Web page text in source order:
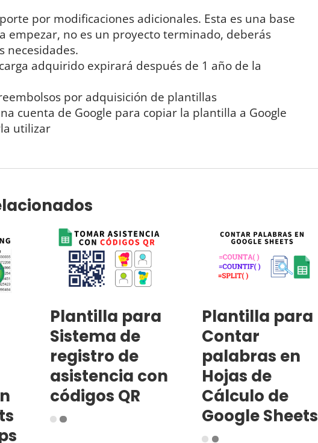
por modificaciones adicionales. Esta es una base
empezar, no es un proyecto terminado, deberás
necesidades.
adquirido expirará después de 1 año de la
por adquisición de plantillas
cuenta de Google para copiar la plantilla a Google
utilizar
Plantilla para
Sistema de
registro de
asistencia con
códigos QR
Plantilla para
Contar
palabras en
Hojas de
Cálculo de
Google Sheets